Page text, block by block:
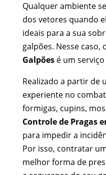
Qualquer ambiente
dos vetores quando
ideais para a sua
galpões. Nesse caso,
Galpõesé um
Realizado a partir de
experiente no
formigas, cupins,
Controle de Pragas
para impedir a
Por isso, contratar
melhor forma de